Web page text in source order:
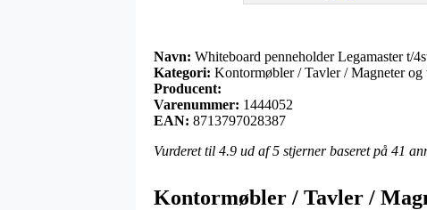
Navn: Whiteboard penneholder Legamaster t/
Kategori: Kontormøbler / Tavler / Magneter
Producent:
Varenummer: 1444052
EAN: 8713797028387
Vurderet til 4.9 ud af 5 stjerner baseret på 41
Kontormøbler / Tavler /